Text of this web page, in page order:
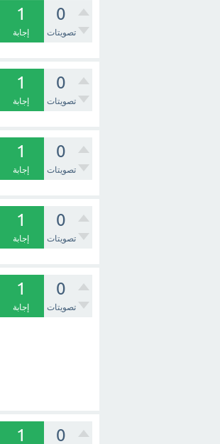
0
تصويتات
1
إجابة
0
تصويتات
1
إجابة
0
تصويتات
1
إجابة
0
تصويتات
1
إجابة
0
تصويتات
1
إجابة
0
1